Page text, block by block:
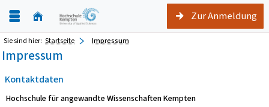
Zur Anmeldung
Sie sind hier: Startseite Impressum
Impressum
Kontaktdaten
Hochschule für angewandte Wissenschaften Kempten